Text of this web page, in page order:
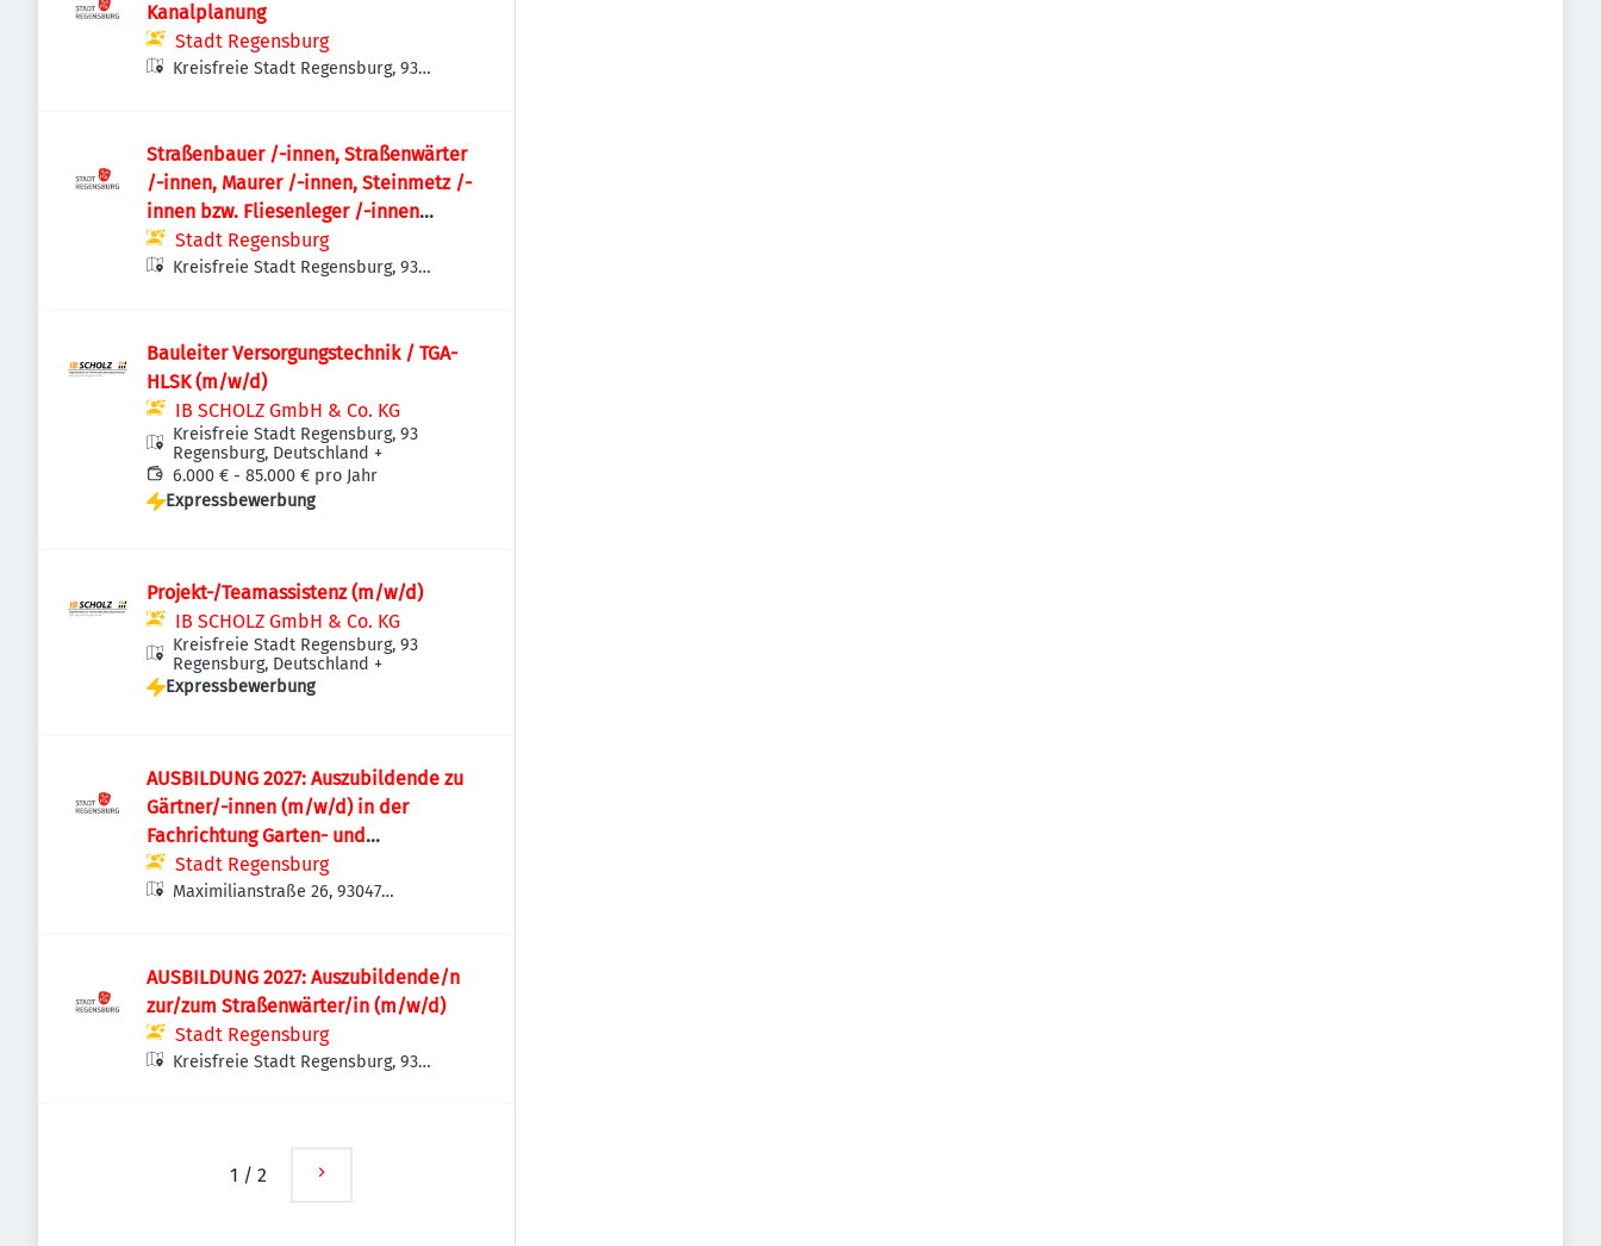
Kanalplanung
Stadt Regensburg
Kreisfreie Stadt Regensburg, 93
Straßenbauer /-innen, Straßenwärter
/-innen, Maurer /-innen, Steinmetz /-
innen bzw. Fliesenleger /-innen
(m/w/d) - Initiativausschreibung
Stadt Regensburg
Kreisfreie Stadt Regensburg, 93
Bauleiter Versorgungstechnik / TGA-
HLSK (m/w/d)
IB SCHOLZ GmbH & Co. KG
Kreisfreie Stadt Regensburg, 93
Regensburg, Deutschland +
6.000 € - 85.000 € pro Jahr
Expressbewerbung
Projekt-/Teamassistenz (m/w/d)
IB SCHOLZ GmbH & Co. KG
Kreisfreie Stadt Regensburg, 93
Regensburg, Deutschland +
Expressbewerbung
AUSBILDUNG 2027: Auszubildende zu
Gärtner/-innen (m/w/d) in der
Fachrichtung Garten- und
Landschaftsbau
Stadt Regensburg
Maximilianstraße 26, 93047
AUSBILDUNG 2027: Auszubildende/n
zur/zum Straßenwärter/in (m/w/d)
Stadt Regensburg
Kreisfreie Stadt Regensburg, 93
1 / 2